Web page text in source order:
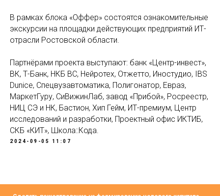
В рамках блока «Оффер» состоятся ознакомительные
экскурсии на площадки действующих предприятий ИТ-
отрасли Ростовской области.
Партнёрами проекта выступают: банк «Центр-инвест»,
ВК, Т-Банк, НКБ ВС, Нейротех, Отжетто, Иностудио, IBS
Dunice, Спецвузавтоматика, Полигонатор, Евраз,
МаркетГуру, СиВижинЛаб, завод «Прибой», Росреестр,
НИЦ СЭ и НК, Бастион, Хип Гейм, ИТ-премиум, Центр
исследований и разработки, Проектный офис ИКТИБ,
СКБ «КИТ», Школа::Кода.
2024-09-05 11:07